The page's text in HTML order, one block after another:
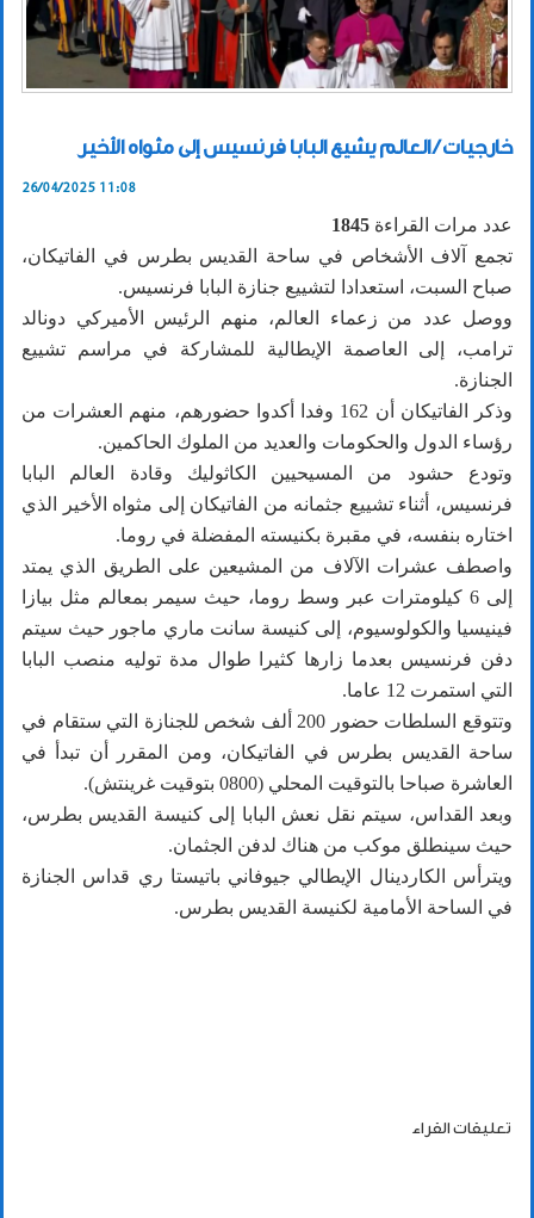
خارجيات / العالم يشيع البابا فرنسيس إلى مثواه الأخير
26/04/2025 11:08
عدد مرات القراءة 1845
تجمع آلاف الأشخاص في ساحة القديس بطرس في الفاتيكان،
صباح السبت، استعدادا لتشييع جنازة البابا فرنسيس.
ووصل عدد من زعماء العالم، منهم الرئيس الأميركي دونالد
ترامب، إلى العاصمة الإيطالية للمشاركة في مراسم تشييع
الجنازة.
وذكر الفاتيكان أن 162 وفدا أكدوا حضورهم، منهم العشرات من
رؤساء الدول والحكومات والعديد من الملوك الحاكمين.
وتودع حشود من المسيحيين الكاثوليك وقادة العالم البابا
فرنسيس، أثناء تشييع جثمانه من الفاتيكان إلى مثواه الأخير الذي
اختاره بنفسه، في مقبرة بكنيسته المفضلة في روما.
واصطف عشرات الآلاف من المشيعين على الطريق الذي يمتد
إلى 6 كيلومترات عبر وسط روما، حيث سيمر بمعالم مثل بيازا
فينيسيا والكولوسيوم، إلى كنيسة سانت ماري ماجور حيث سيتم
دفن فرنسيس بعدما زارها كثيرا طوال مدة توليه منصب البابا
التي استمرت 12 عاما.
وتتوقع السلطات حضور 200 ألف شخص للجنازة التي ستقام في
ساحة القديس بطرس في الفاتيكان، ومن المقرر أن تبدأ في
العاشرة صباحا بالتوقيت المحلي (0800 بتوقيت غرينتش).
وبعد القداس، سيتم نقل نعش البابا إلى كنيسة القديس بطرس،
حيث سينطلق موكب من هناك لدفن الجثمان.
ويترأس الكاردينال الإيطالي جيوفاني باتيستا ري قداس الجنازة
في الساحة الأمامية لكنيسة القديس بطرس.
تعليقات القراء